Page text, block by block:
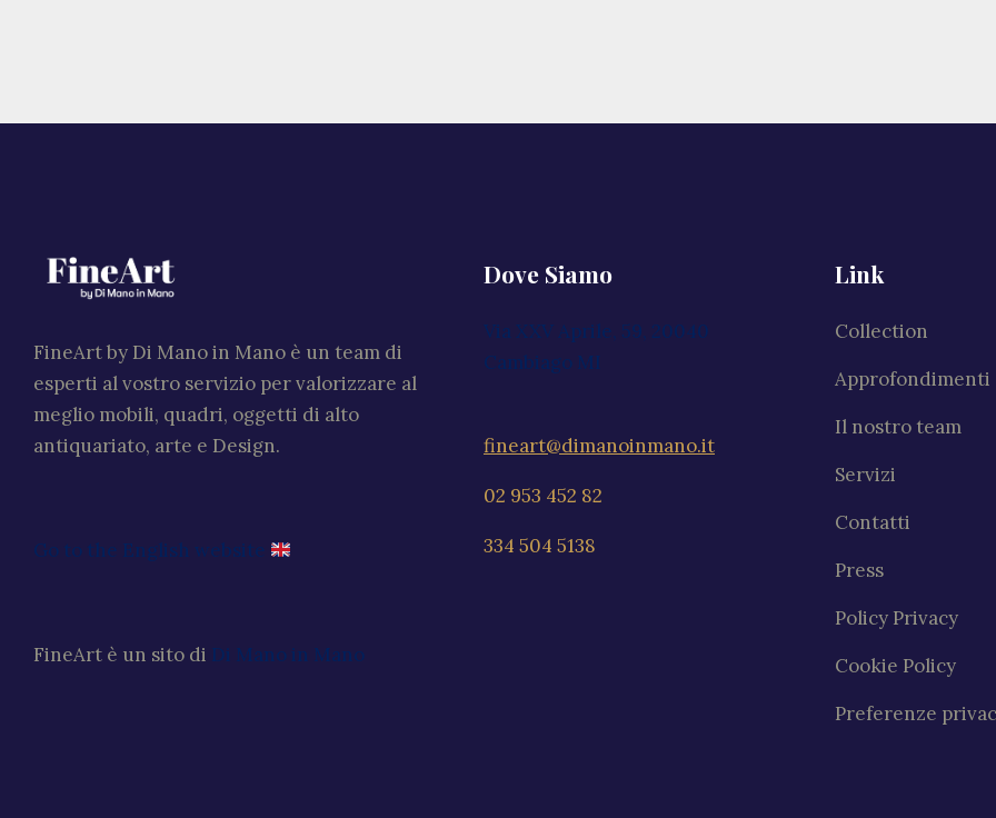
FineArt by Di Mano in Mano è un team di
esperti al vostro servizio per valorizzare al
meglio mobili, quadri, oggetti di alto
antiquariato, arte e Design.
Go to the English website
FineArt è un sito di Di Mano in Mano
Dove Siamo
Via XXV Aprile, 59, 20040
Cambiago MI
fineart@dimanoinmano.it
02 953 452 82
334 504 5138
Link
Collection
Approfondimenti
Il nostro team
Servizi
Contatti
Press
Policy Privacy
Cookie Policy
Preferenze